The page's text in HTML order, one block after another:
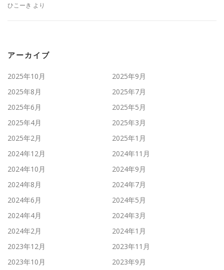
ひこーき より
アーカイブ
2025年10月
2025年9月
2025年8月
2025年7月
2025年6月
2025年5月
2025年4月
2025年3月
2025年2月
2025年1月
2024年12月
2024年11月
2024年10月
2024年9月
2024年8月
2024年7月
2024年6月
2024年5月
2024年4月
2024年3月
2024年2月
2024年1月
2023年12月
2023年11月
2023年10月
2023年9月